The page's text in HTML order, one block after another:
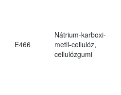
E466
Nátrium-karboxi-
metil-cellulóz,
cellulózgumi